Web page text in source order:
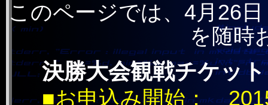
このページでは、4月26
を随時
決勝大会観戦チケッ
■お申込み開始：